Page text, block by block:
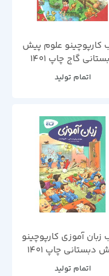
کارپوچینو علوم پیش
گاج چاپ 1401
اتمام تولید
زبان آموزی کارپوچینو
دبستانی چاپ 1401
اتمام تولید